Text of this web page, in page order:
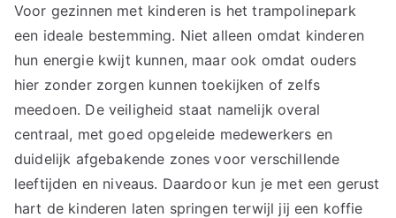
Voor gezinnen met kinderen is het trampolinepark
een ideale bestemming. Niet alleen omdat kinderen
hun energie kwijt kunnen, maar ook omdat ouders
hier zonder zorgen kunnen toekijken of zelfs
meedoen. De veiligheid staat namelijk overal
centraal, met goed opgeleide medewerkers en
duidelijk afgebakende zones voor verschillende
leeftijden en niveaus. Daardoor kun je met een gerust
hart de kinderen laten springen terwijl jij een koffie